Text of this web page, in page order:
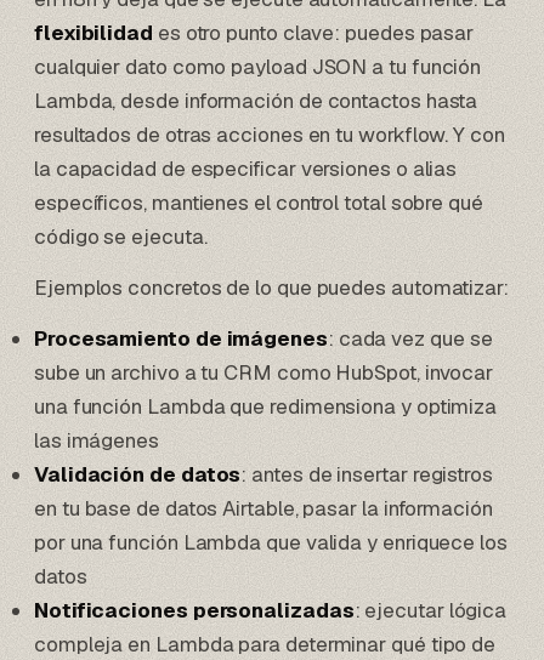
flexibilidad es otro punto clave: puedes pasar
cualquier dato como payload JSON a tu función
Lambda, desde información de contactos hasta
resultados de otras acciones en tu workflow. Y con
la capacidad de especificar versiones o alias
específicos, mantienes el control total sobre qué
código se ejecuta.
Ejemplos concretos de lo que puedes automatizar:
Procesamiento de imágenes: cada vez que se
sube un archivo a tu CRM como HubSpot, invocar
una función Lambda que redimensiona y optimiza
las imágenes
Validación de datos: antes de insertar registros
en tubase de datos Airtable, pasar la información
por una función Lambda que valida y enriquece los
datos
Notificaciones personalizadas: ejecutar lógica
compleja en Lambda para determinar qué tipo de